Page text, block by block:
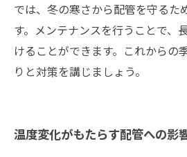
では、冬の寒さから配管を守るた
す。メンテナンスを行うことで、
けることができます。これからの
りと対策を講じましょう。
温度変化がもたらす配管への影